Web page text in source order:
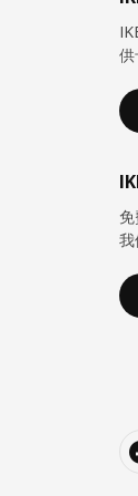
供
我